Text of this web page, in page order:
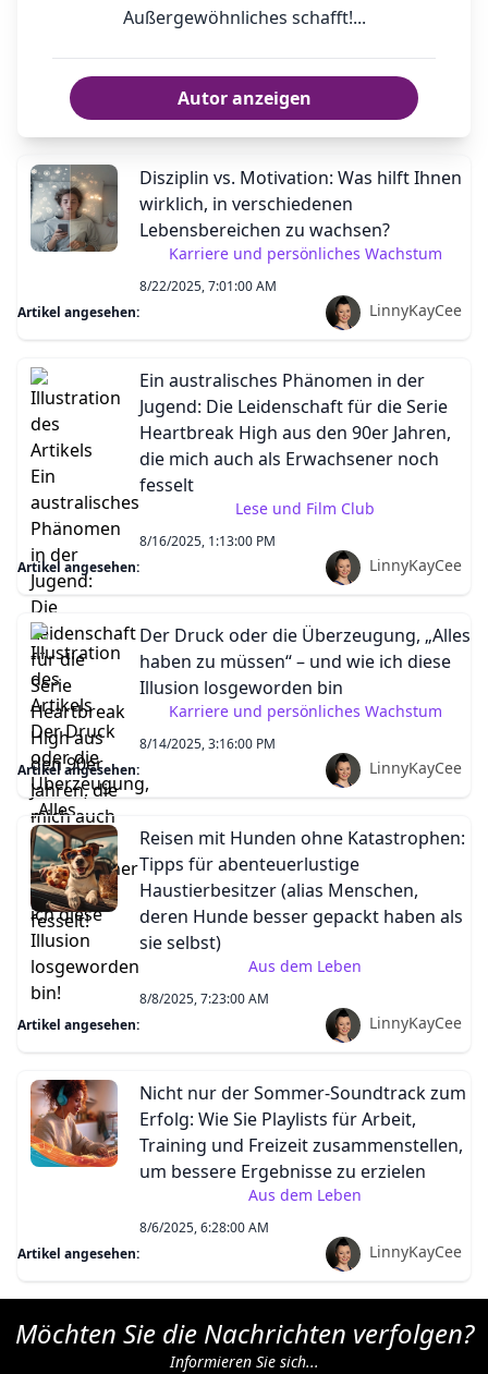
Außergewöhnliches schafft!...
Autor anzeigen
Disziplin vs. Motivation: Was hilft Ihnen
wirklich, in verschiedenen
Lebensbereichen zu wachsen?
Karriere und persönliches Wachstum
8/22/2025, 7:01:00 AM
Artikel angesehen:
LinnyKayCee
Ein australisches Phänomen in der
Jugend: Die Leidenschaft für die Serie
Heartbreak High aus den 90er Jahren,
die mich auch als Erwachsener noch
fesselt
Lese und Film Club
8/16/2025, 1:13:00 PM
Artikel angesehen:
LinnyKayCee
Der Druck oder die Überzeugung, „Alles
haben zu müssen“ – und wie ich diese
Illusion losgeworden bin
Karriere und persönliches Wachstum
8/14/2025, 3:16:00 PM
Artikel angesehen:
LinnyKayCee
Reisen mit Hunden ohne Katastrophen:
Tipps für abenteuerlustige
Haustierbesitzer (alias Menschen,
deren Hunde besser gepackt haben als
sie selbst)
Aus dem Leben
8/8/2025, 7:23:00 AM
Artikel angesehen:
LinnyKayCee
Nicht nur der Sommer-Soundtrack zum
Erfolg: Wie Sie Playlists für Arbeit,
Training und Freizeit zusammenstellen,
um bessere Ergebnisse zu erzielen
Aus dem Leben
8/6/2025, 6:28:00 AM
Artikel angesehen:
LinnyKayCee
Möchten Sie die Nachrichten verfolgen?
Informieren Sie sich...